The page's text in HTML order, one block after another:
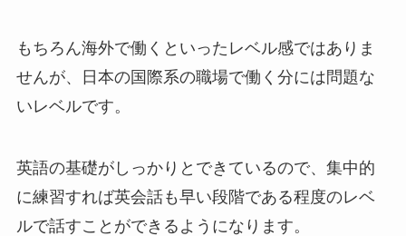
もちろん海外で働くといったレベル感ではありま
せんが、日本の国際系の職場で働く分には問題な
いレベルです。
英語の基礎がしっかりとできているので、集中的
に練習すれば英会話も早い段階である程度のレベ
ルで話すことができるようになります。